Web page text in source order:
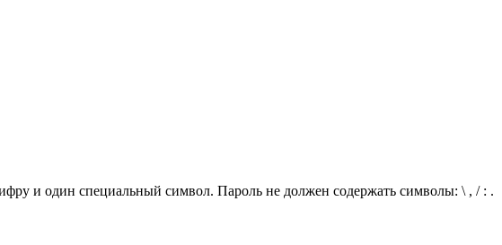
и один специальный символ. Пароль не должен содержать символы: \ , / : .